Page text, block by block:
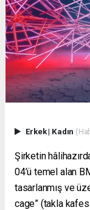
Erkek| Kadın
Şirketin
04’ü temel alan
tasarlanmış ve
cage” (takla